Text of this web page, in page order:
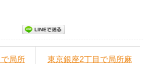
局所
東京銀座2丁目で局所麻